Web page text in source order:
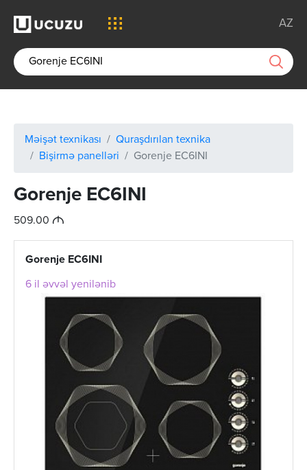
AZ
Məişət texnikası
Quraşdırılan texnika
Bişirmə panelləri
Gorenje EC6INI
Gorenje EC6INI
509.00 M
Gorenje EC6INI
6 il əvvəl yenilənib